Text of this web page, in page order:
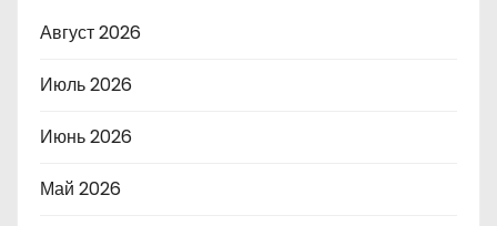
Август 2026
Июль 2026
Июнь 2026
Май 2026